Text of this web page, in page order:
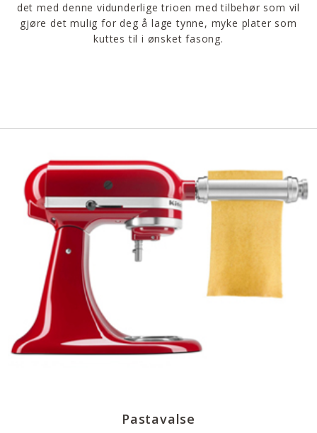
det med denne vidunderlige trioen med tilbehør som vil
gjøre det mulig for deg å lage tynne, myke plater som
kuttes til i ønsket fasong.
Pastavalse